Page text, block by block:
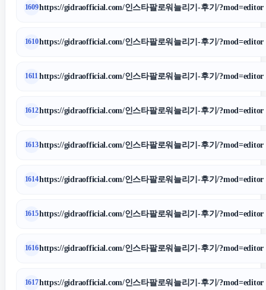
1609https://gidraofficial.com/인스타팔로워늘리기-후기/?mod=editor
1610https://gidraofficial.com/인스타팔로워늘리기-후기/?mod=editor
1611https://gidraofficial.com/인스타팔로워늘리기-후기/?mod=editor
1612https://gidraofficial.com/인스타팔로워늘리기-후기/?mod=editor
1613https://gidraofficial.com/인스타팔로워늘리기-후기/?mod=editor
1614https://gidraofficial.com/인스타팔로워늘리기-후기/?mod=editor
1615https://gidraofficial.com/인스타팔로워늘리기-후기/?mod=editor
1616https://gidraofficial.com/인스타팔로워늘리기-후기/?mod=editor
1617https://gidraofficial.com/인스타팔로워늘리기-후기/?mod=editor